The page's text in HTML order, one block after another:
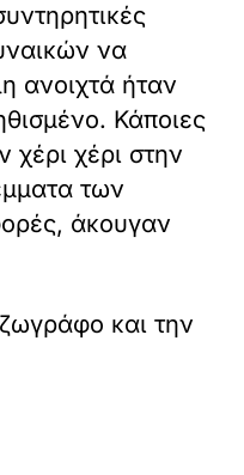
να
ανοιχτά ήταν
Κάποιες
χέρι στην
των
άκουγαν
και την